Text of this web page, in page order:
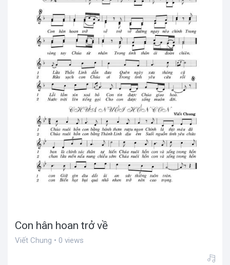
Con hân hoan trở về
Viết Chung • 0 views